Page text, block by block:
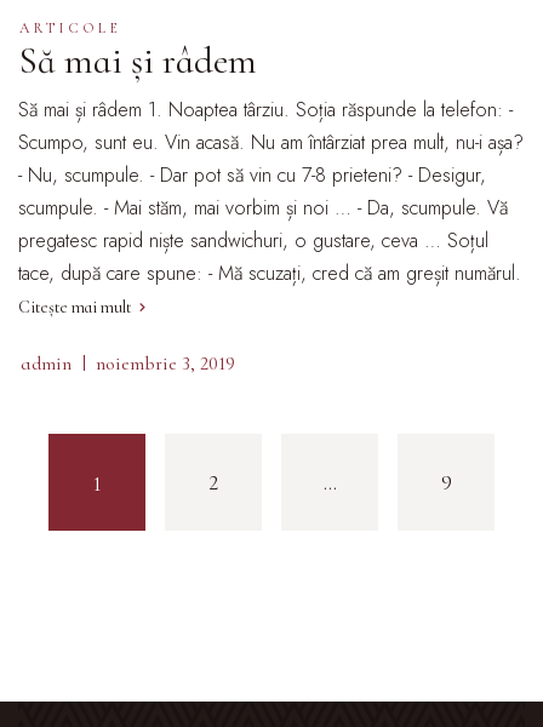
ARTICOLE
Să mai și râdem
Să mai și râdem 1. Noaptea târziu. Soția răspunde la telefon: -
Scumpo, sunt eu. Vin acasă. Nu am întârziat prea mult, nu-i așa?
- Nu, scumpule. - Dar pot să vin cu 7-8 prieteni? - Desigur,
scumpule. - Mai stăm, mai vorbim și noi … - Da, scumpule. Vă
pregatesc rapid niște sandwichuri, o gustare, ceva … Soțul
tace, după care spune: - Mă scuzați, cred că am greșit numărul.
Citește mai mult
admin noiembrie 3, 2019
1 2 … 9